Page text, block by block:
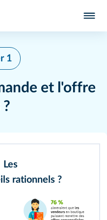
1
et l'offre
Les
rationnels ?